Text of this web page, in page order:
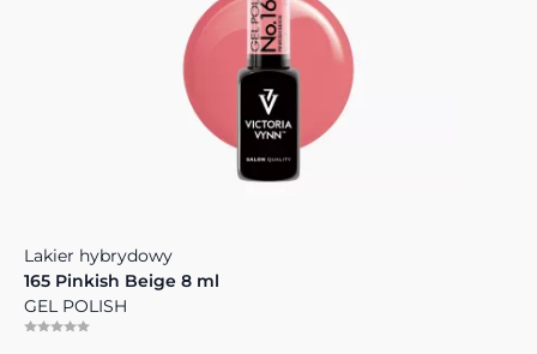
Lakier hybrydowy
165 Pinkish Beige 8 ml
GEL POLISH